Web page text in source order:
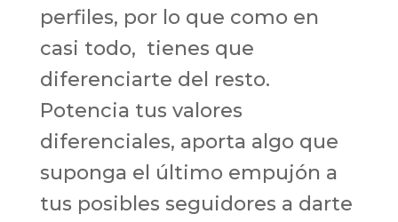
perfiles, por lo que como en
casi todo, tienes que
diferenciarte del resto.
Potencia tus valores
diferenciales, aporta algo que
suponga el último empujón a
tus posibles seguidores a darte